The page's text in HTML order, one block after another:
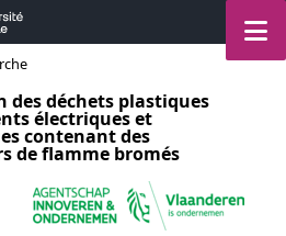
des déchets plastiques
électriques et
contenant des
de flamme bromés